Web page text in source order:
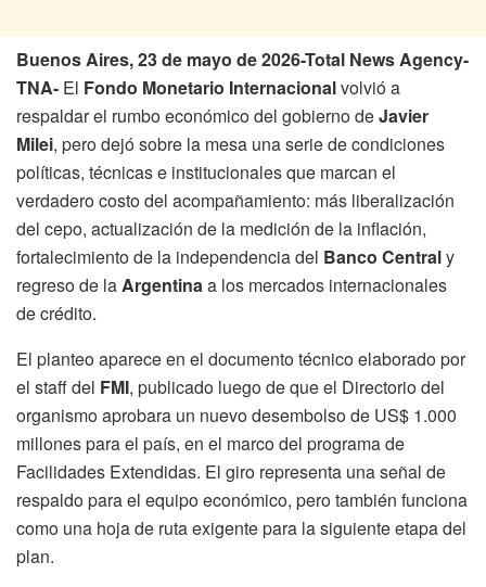
Buenos Aires, 23 de mayo de 2026-Total News Agency-
TNA- El Fondo Monetario Internacionalvolvió a
respaldar el rumbo económico del gobierno deJavier
Milei, pero dejó sobre la mesa una serie de condiciones
políticas, técnicas e institucionales que marcan el
verdadero costo del acompañamiento: más liberalización
del cepo, actualización de la medición de la inflación,
fortalecimiento de la independencia del Banco Centraly
regreso de laArgentinaa los mercados internacionales
de crédito.
El planteo aparece en el documento técnico elaborado por
el staff del FMI, publicado luego de que el Directorio del
organismo aprobara un nuevo desembolso de US$ 1.000
millones para el país, en el marco del programa de
Facilidades Extendidas. El giro representa una señal de
respaldo para el equipo económico, pero también funciona
como una hoja de ruta exigente para la siguiente etapa del
plan.